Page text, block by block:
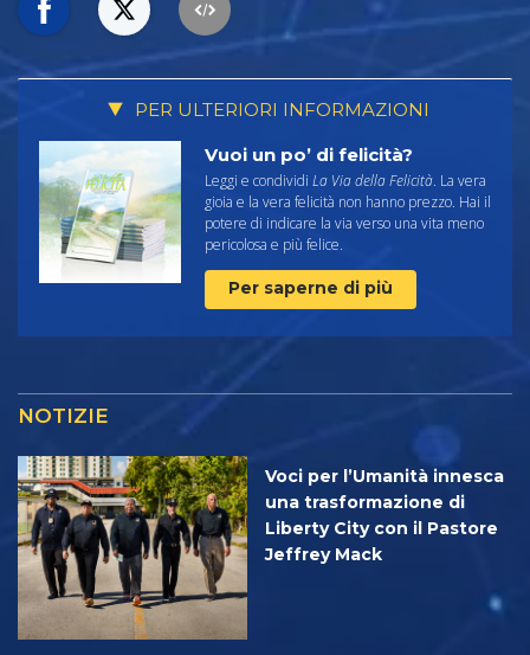
PER ULTERIORI INFORMAZIONI
Vuoi un po’ di felicità?
Leggi e condividi La Via della Felicità. La vera
gioia e la vera felicità non hanno prezzo. Hai il
potere di indicare la via verso una vita meno
pericolosa e più felice.
Per saperne di più
NOTIZIE
Voci per l’Umanità innesca
una trasformazione di
Liberty City con il Pastore
Jeffrey Mack